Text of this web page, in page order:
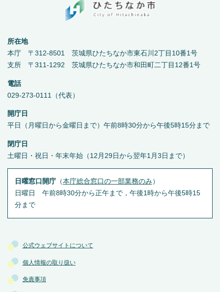
公式ウェブサイトについて
個人情報の取り扱い
免責事項
所在地
本庁 〒312-8501 茨城県ひたちなか市東石川2丁目10番1号
支所 〒311-1292 茨城県ひたちなか市和田町二丁目12番1号
電話
029-273-0111（代表）
開庁日
平日（月曜日から金曜日まで）午前8時30分から午後5時15分まで
閉庁日
土曜日・祝日・年末年始（12月29日から翌年1月3日まで）
日曜窓口開庁（本庁総合窓口の一部業務のみ ）
日曜日 午前8時30分から正午まで，午後1時から午後5時15
分まで